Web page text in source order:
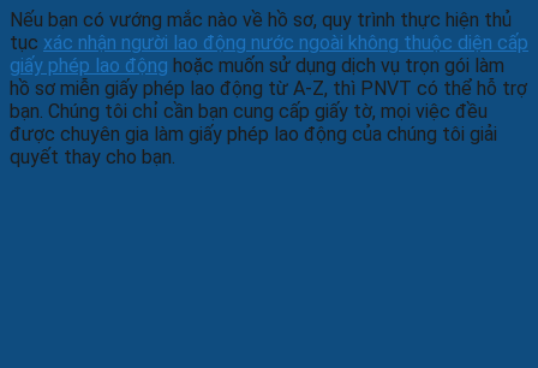
Nếu bạn có vướng mắc nào về hồ sơ, quy trình thực hiện thủ
tục xác nhận người lao động nước ngoài không thuộc diện cấp
giấy phép lao động hoặc muốn sử dụng dịch vụ trọn gói làm
hồ sơ miễn giấy phép lao động từ A-Z, thì PNVT có thể hỗ trợ
bạn. Chúng tôi chỉ cần bạn cung cấp giấy tờ, mọi việc đều
được chuyên gia làm giấy phép lao động của chúng tôi giải
quyết thay cho bạn.